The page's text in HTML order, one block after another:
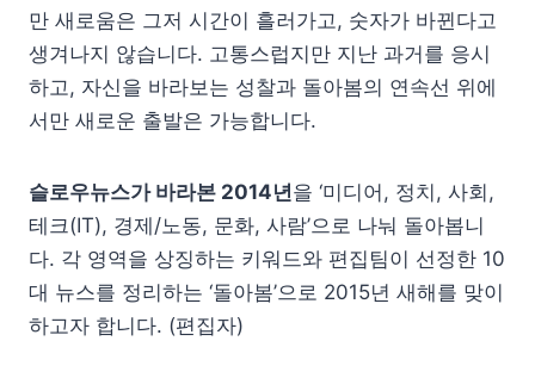
만 새로움은 그저 시간이 흘러가고, 숫자가 바뀐다고
생겨나지 않습니다. 고통스럽지만 지난 과거를 응시
하고, 자신을 바라보는 성찰과 돌아봄의 연속선 위에
서만 새로운 출발은 가능합니다.
슬로우뉴스가 바라본 2014년을 ‘미디어, 정치, 사회,
테크(IT), 경제/노동, 문화, 사람’으로 나눠 돌아봅니
다. 각 영역을 상징하는 키워드와 편집팀이 선정한 10
대 뉴스를 정리하는 ‘돌아봄’으로 2015년 새해를 맞이
하고자 합니다. (편집자)